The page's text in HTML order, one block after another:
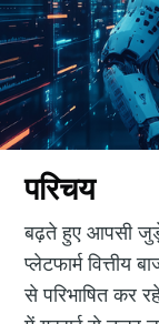
परिचय
बढ़ते हुए आपसी
प्लेटफार्म वित्तीय
से परिभाषित कर